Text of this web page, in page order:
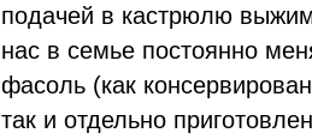
подачей в кастрюлю
нас в семье постоянно
фасоль (как
так и отдельно